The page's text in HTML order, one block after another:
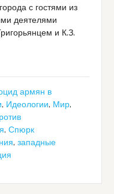
с гостями из
деятелями
и К.З.
армян в
, Идеологии, Мир,
,Спюрк
,западные